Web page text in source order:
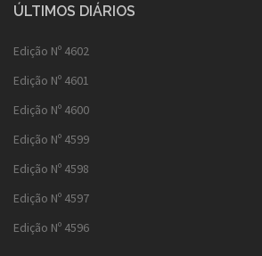
ÚLTIMOS DIÁRIOS
Edição Nº 4602
Edição Nº 4601
Edição Nº 4600
Edição Nº 4599
Edição Nº 4598
Edição Nº 4597
Edição Nº 4596